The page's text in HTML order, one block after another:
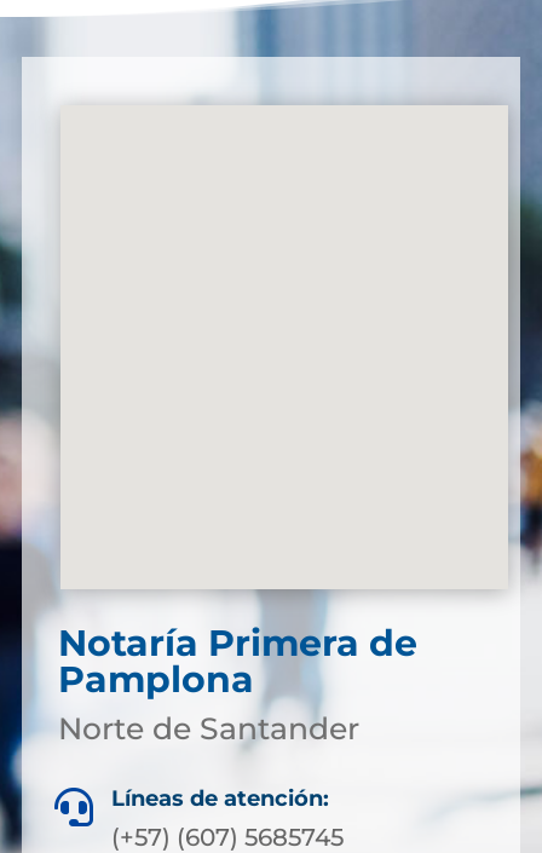
Notaría Primera de
Pamplona
Norte de Santander
 Líneas de atención:
(+57) (607) 5685745